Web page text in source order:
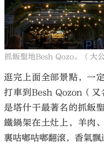
抓飯聖地Besh Qozo。（大
逛完上面全部景點，一
打車到Besh Qozon（
是塔什干最著名的抓飯
鐵鍋架在土灶上，羊肉
裏咕嘟咕嘟翻滾，香氣飄